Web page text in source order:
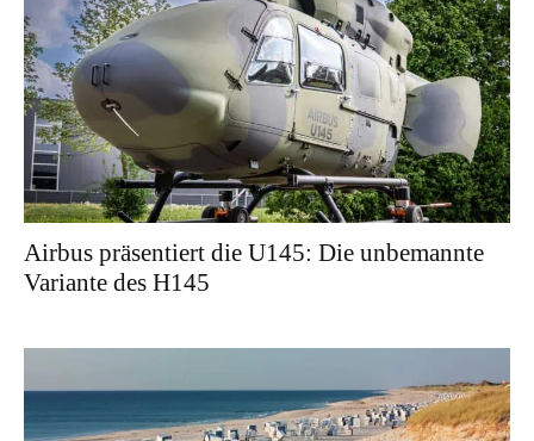
Airbus präsentiert die U145: Die unbemannte
Variante des H145